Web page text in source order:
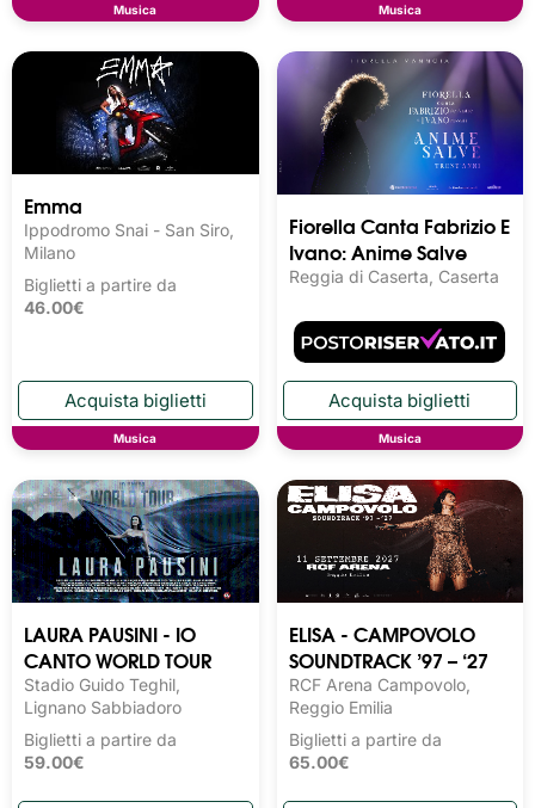
Musica Musica
Emma
Ippodromo Snai - San Siro,
Milano
Biglietti a partire da
46.00€
Musica
Fiorella Canta Fabrizio E
Ivano: Anime Salve
Reggia di Caserta, Caserta
Musica
LAURA PAUSINI - IO
CANTO WORLD TOUR
Stadio Guido Teghil,
Lignano Sabbiadoro
Biglietti a partire da
59.00€
ELISA - CAMPOVOLO
SOUNDTRACK ’97 – ‘27
RCF Arena Campovolo,
Reggio Emilia
Biglietti a partire da
65.00€